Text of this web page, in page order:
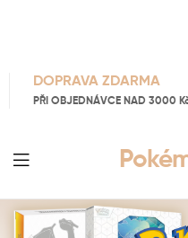
DOPRAVA ZDARMA
PŘI OBJEDNÁVCE NAD 3000